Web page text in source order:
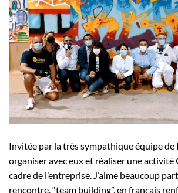
Invitée par la très sympathique équipe
organiser avec eux et réaliser une activité
cadre de l’entreprise. J’aime beaucoup
rencontre, “team building”, en français